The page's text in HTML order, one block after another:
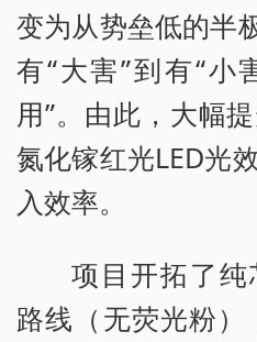
变为从势垒低的半
有“大害”到有“小
用”。由此，大幅
氮化镓红光LED光
入效率。
项目开拓了纯
路线（无荧光粉